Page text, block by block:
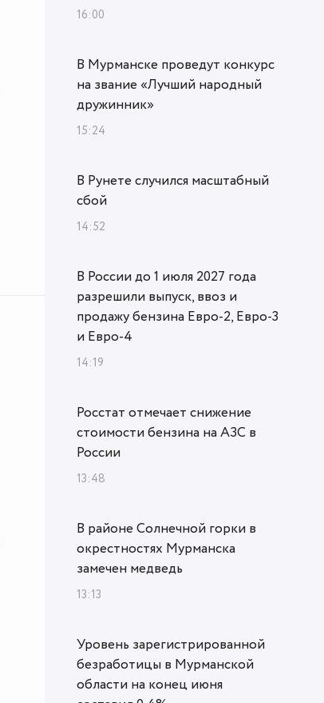
16:00
В Мурманске проведут конкурс
на звание «Лучший народный
дружинник»
15:24
В Рунете случился масштабный
сбой
14:52
В России до 1 июля 2027 года
разрешили выпуск, ввоз и
продажу бензина Евро-2, Евро-3
и Евро-4
14:19
Росстат отмечает снижение
стоимости бензина на АЗС в
России
13:48
В районе Солнечной горки в
окрестностях Мурманска
замечен медведь
13:13
Уровень зарегистрированной
безработицы в Мурманской
области на конец июня